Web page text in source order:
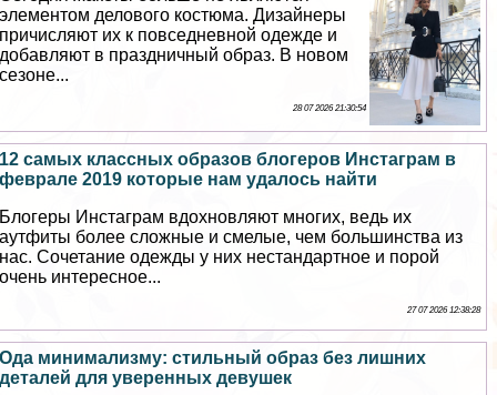
элементом делового костюма. Дизайнеры
причисляют их к повседневной одежде и
добавляют в праздничный образ. В новом
сезоне...
28 07 2026 21:30:54
12 самых классных образов блогеров Инстаграм в
феврале 2019 которые нам удалось найти
Блогеры Инстаграм вдохновляют многих, ведь их
аутфиты более сложные и смелые, чем большинства из
нас. Сочетание одежды у них нестандартное и порой
очень интересное...
27 07 2026 12:38:28
Ода минимализму: стильный образ без лишних
деталей для уверенных дeвyшек